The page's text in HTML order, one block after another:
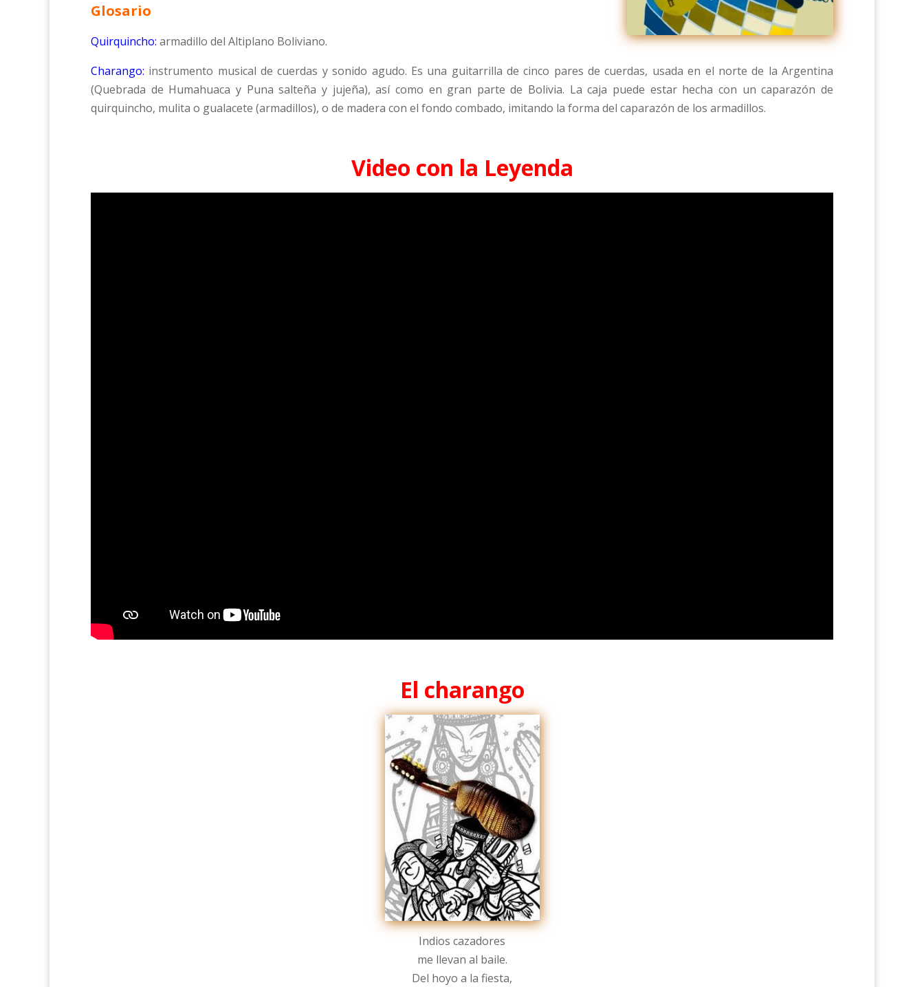
Glosario
Quirquincho: armadillo del Altiplano Boliviano.
Charango: instrumento musical de cuerdas y sonido agudo. Es una guitarrilla de cinco pares de cuerdas, usada en el norte de la Argentina
(Quebrada de Humahuaca y Puna salteña y jujeña), así como en gran parte de Bolivia. La caja puede estar hecha con un caparazón de
quirquincho, mulita o gualacete (armadillos), o de madera con el fondo combado, imitando la forma del caparazón de los armadillos.
Video con la Leyenda
El charango
Indios cazadores
me llevan al baile.
Del hoyo a la fiesta,